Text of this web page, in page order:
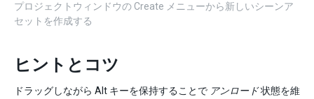
プロジェクトウィンドウの Create メニューから新しいシーンア
セットを作成する
ヒントとコツ
ドラッグしながら Alt キーを保持することで アンロード状態を維